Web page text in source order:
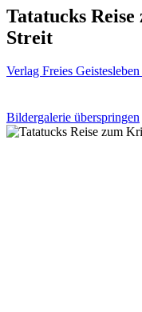
Tatatucks
Streit
Verlag Freies
Bildergalerie überspringen